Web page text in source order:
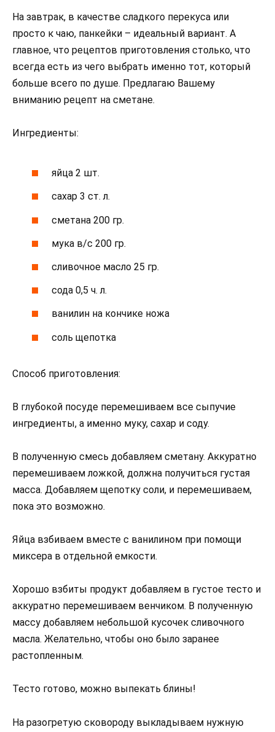
На завтрак, в качестве сладкого перекуса или
просто к чаю, панкейки – идеальный вариант. А
главное, что рецептов приготовления столько, что
всегда есть из чего выбрать именно тот, который
больше всего по душе. Предлагаю Вашему
вниманию рецепт на сметане.
Ингредиенты:
яйца 2 шт.
сахар 3 ст. л.
сметана 200 гр.
мука в/с 200 гр.
сливочное масло 25 гр.
сода 0,5 ч. л.
ванилин на кончике ножа
соль щепотка
Способ приготовления:
В глубокой посуде перемешиваем все сыпучие
ингредиенты, а именно муку, сахар и соду.
В полученную смесь добавляем сметану. Аккуратно
перемешиваем ложкой, должна получиться густая
масса. Добавляем щепотку соли, и перемешиваем,
пока это возможно.
Яйца взбиваем вместе с ванилином при помощи
миксера в отдельной емкости.
Хорошо взбиты продукт добавляем в густое тесто и
аккуратно перемешиваем венчиком. В полученную
массу добавляем небольшой кусочек сливочного
масла. Желательно, чтобы оно было заранее
растопленным.
Тесто готово, можно выпекать блины!
На разогретую сковороду выкладываем нужную